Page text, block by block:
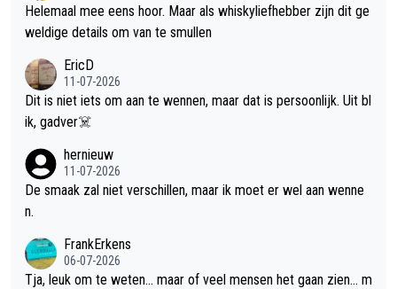
Helemaal mee eens hoor. Maar als whiskyliefhebber zijn dit ge
weldige details om van te smullen
EricD
11-07-2026
Dit is niet iets om aan te wennen, maar dat is persoonlijk. Uit bl
ik, gadver☠️
hernieuw
11-07-2026
De smaak zal niet verschillen, maar ik moet er wel aan wenne
n.
FrankErkens
06-07-2026
Tja, leuk om te weten... maar of veel mensen het gaan zien... m